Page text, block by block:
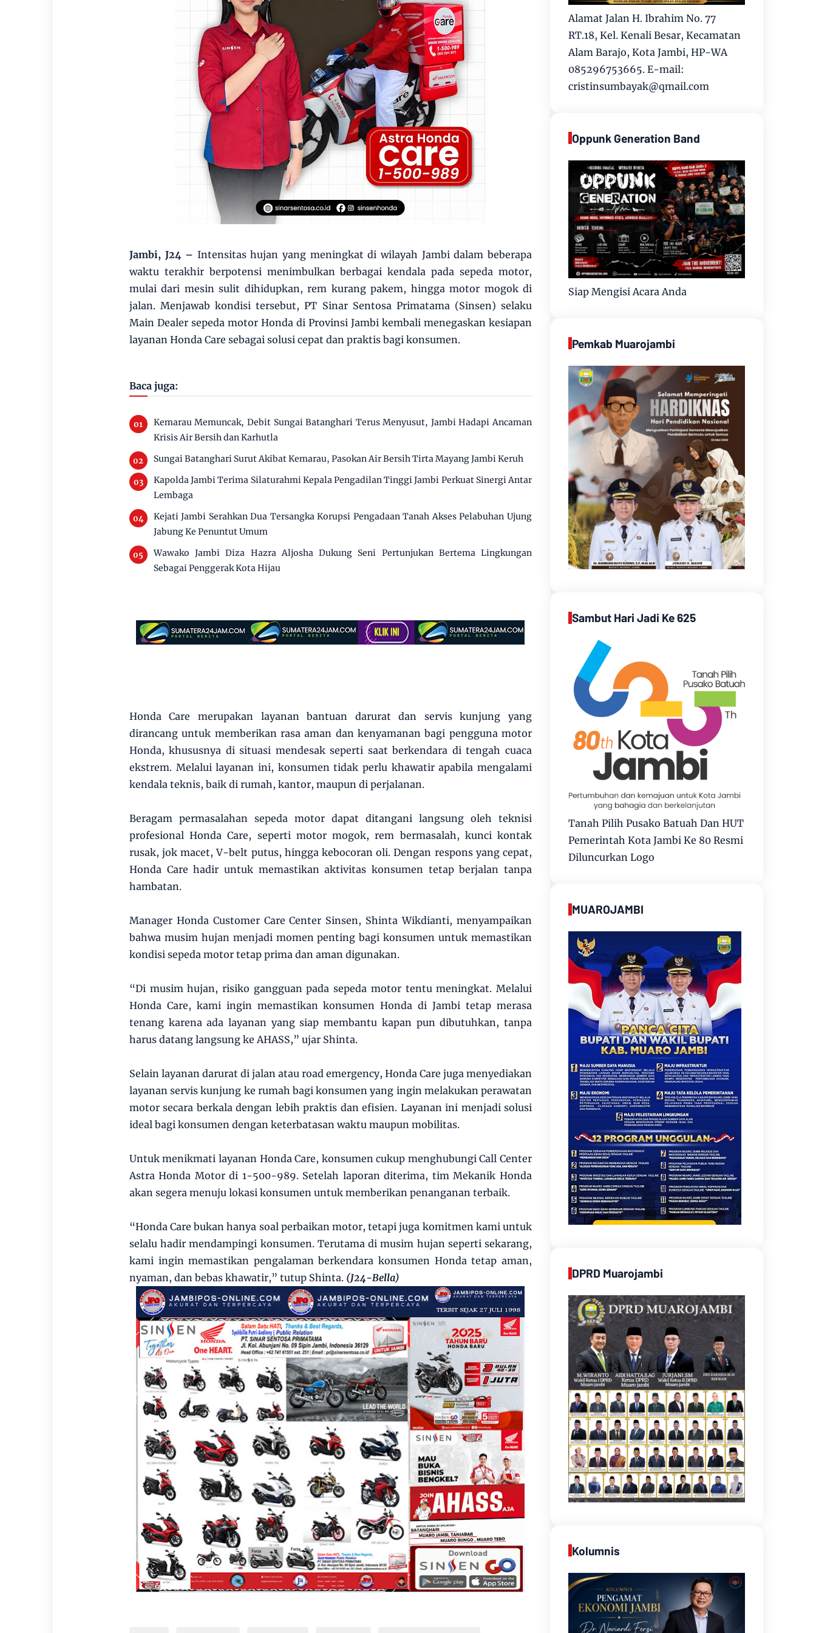
Jambi, J24 – Intensitas hujan yang meningkat di wilayah Jambi dalam beberapa
waktu terakhir berpotensi menimbulkan berbagai kendala pada sepeda motor,
mulai dari mesin sulit dihidupkan, rem kurang pakem, hingga motor mogok di
jalan. Menjawab kondisi tersebut, PT Sinar Sentosa Primatama (Sinsen) selaku
Main Dealer sepeda motor Honda di Provinsi Jambi kembali menegaskan kesiapan
layanan Honda Care sebagai solusi cepat dan praktis bagi konsumen.
Baca juga:
Kemarau Memuncak, Debit Sungai Batanghari Terus Menyusut, Jambi Hadapi Ancaman
Krisis Air Bersih dan Karhutla
Sungai Batanghari Surut Akibat Kemarau, Pasokan Air Bersih Tirta Mayang Jambi Keruh
Kapolda Jambi Terima Silaturahmi Kepala Pengadilan Tinggi Jambi Perkuat Sinergi Antar
Lembaga
Kejati Jambi Serahkan Dua Tersangka Korupsi Pengadaan Tanah Akses Pelabuhan Ujung
Jabung Ke Penuntut Umum
Wawako Jambi Diza Hazra Aljosha Dukung Seni Pertunjukan Bertema Lingkungan
Sebagai Penggerak Kota Hijau
Honda Care merupakan layanan bantuan darurat dan servis kunjung yang
dirancang untuk memberikan rasa aman dan kenyamanan bagi pengguna motor
Honda, khususnya di situasi mendesak seperti saat berkendara di tengah cuaca
ekstrem. Melalui layanan ini, konsumen tidak perlu khawatir apabila mengalami
kendala teknis, baik di rumah, kantor, maupun di perjalanan.
Beragam permasalahan sepeda motor dapat ditangani langsung oleh teknisi
profesional Honda Care, seperti motor mogok, rem bermasalah, kunci kontak
rusak, jok macet, V-belt putus, hingga kebocoran oli. Dengan respons yang cepat,
Honda Care hadir untuk memastikan aktivitas konsumen tetap berjalan tanpa
hambatan.
Manager Honda Customer Care Center Sinsen, Shinta Wikdianti, menyampaikan
bahwa musim hujan menjadi momen penting bagi konsumen untuk memastikan
kondisi sepeda motor tetap prima dan aman digunakan.
“Di musim hujan, risiko gangguan pada sepeda motor tentu meningkat. Melalui
Honda Care, kami ingin memastikan konsumen Honda di Jambi tetap merasa
tenang karena ada layanan yang siap membantu kapan pun dibutuhkan, tanpa
harus datang langsung ke AHASS,” ujar Shinta.
Selain layanan darurat di jalan atau road emergency, Honda Care juga menyediakan
layanan servis kunjung ke rumah bagi konsumen yang ingin melakukan perawatan
motor secara berkala dengan lebih praktis dan efisien. Layanan ini menjadi solusi
ideal bagi konsumen dengan keterbatasan waktu maupun mobilitas.
Untuk menikmati layanan Honda Care, konsumen cukup menghubungi Call Center
Astra Honda Motor di 1-500-989. Setelah laporan diterima, tim Mekanik Honda
akan segera menuju lokasi konsumen untuk memberikan penanganan terbaik.
“Honda Care bukan hanya soal perbaikan motor, tetapi juga komitmen kami untuk
selalu hadir mendampingi konsumen. Terutama di musim hujan seperti sekarang,
kami ingin memastikan pengalaman berkendara konsumen Honda tetap aman,
nyaman, dan bebas khawatir,” tutup Shinta.(J24-Bella)
Alamat Jalan H. Ibrahim No. 77
RT.18, Kel. Kenali Besar, Kecamatan
Alam Barajo, Kota Jambi, HP-WA
085296753665. E-mail:
cristinsumbayak@qmail.com
Oppunk Generation Band
Siap Mengisi Acara Anda
Pemkab Muarojambi
Sambut Hari Jadi Ke 625
Tanah Pilih Pusako Batuah Dan HUT
Pemerintah Kota Jambi Ke 80 Resmi
Diluncurkan Logo
MUAROJAMBI
DPRD Muarojambi
Kolumnis